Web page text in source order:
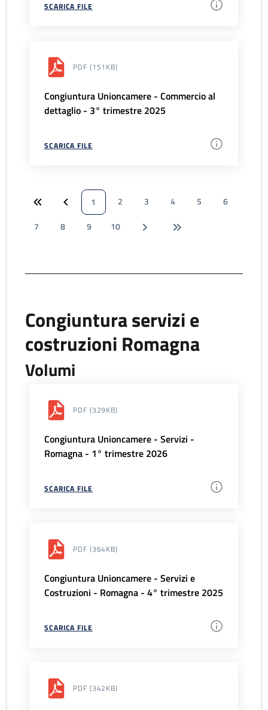
SCARICA FILE
PDF (151KB)
Congiuntura Unioncamere - Commercio al
dettaglio - 3° trimestre 2025
SCARICA FILE
1 2 3 4 5
6
7
8 9 10
Congiuntura servizi e
costruzioni Romagna
Volumi
PDF (329KB)
Congiuntura Unioncamere - Servizi -
Romagna - 1° trimestre 2026
SCARICA FILE
PDF (364KB)
Congiuntura Unioncamere - Servizi e
Costruzioni - Romagna - 4° trimestre 2025
SCARICA FILE
PDF (342KB)